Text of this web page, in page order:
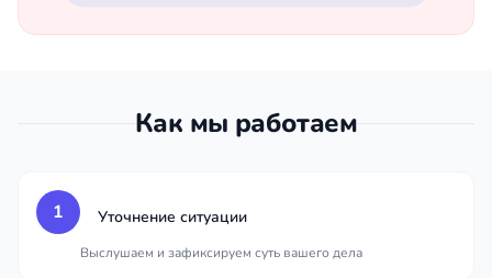
Как мы работаем
1 Уточнение ситуации
Выслушаем и зафиксируем суть вашего дела